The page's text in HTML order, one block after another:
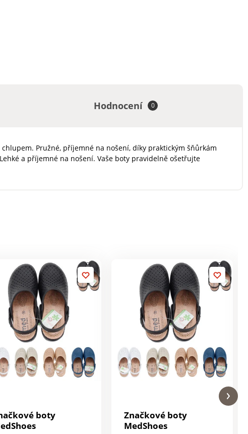
Hodnocení 0
Pružné, příjemné na nošení, díky praktickým šňůrkám
a příjemné na nošení. Vaše boty pravidelně ošetřujte
boty
Značkové boty
MedShoes